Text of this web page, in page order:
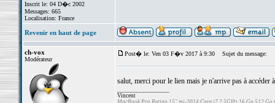
Inscrit le: 04 D�c 2002
Messages: 665
Localisation: France
Revenir en haut de page
ch-vox
Modérateur
Post� le: Ven 03 F�v 2017 à 9:30 Sujet du message:
salut, merci pour le lien mais je n'arrive pas à accéder
Vincent
MacBook Pro Retina 15" mi-2014 Core i7 2,5GHz 16 Go 512 Go